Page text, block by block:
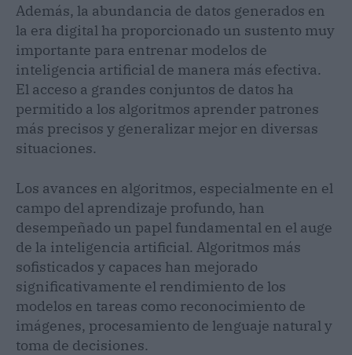
Además, la abundancia de datos generados en
la era digital ha proporcionado un sustento muy
importante para entrenar modelos de
inteligencia artificial de manera más efectiva.
El acceso a grandes conjuntos de datos ha
permitido a los algoritmos aprender patrones
más precisos y generalizar mejor en diversas
situaciones.
Los avances en algoritmos, especialmente en el
campo del aprendizaje profundo, han
desempeñado un papel fundamental en el auge
de la inteligencia artificial. Algoritmos más
sofisticados y capaces han mejorado
significativamente el rendimiento de los
modelos en tareas como reconocimiento de
imágenes, procesamiento de lenguaje natural y
toma de decisiones.